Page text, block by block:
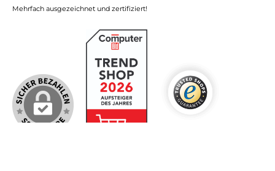
Mehrfach ausgezeichnet und zertifiziert!